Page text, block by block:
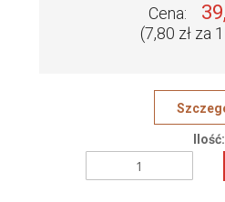
Cena:
(7,80 zł za
Ilość: